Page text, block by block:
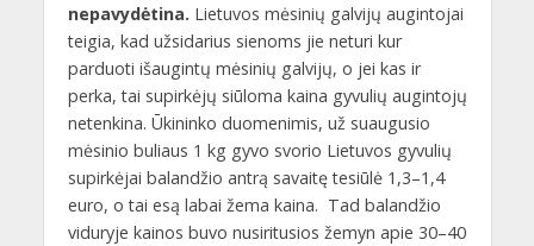
nepavydėtina. Lietuvos mėsinių galvijų augintojai
teigia, kad užsidarius sienoms jie neturi kur
parduoti išaugintų mėsinių galvijų, o jei kas ir
perka, tai supirkėjų siūloma kaina gyvulių augintojų
netenkina. Ūkininko duomenimis, už suaugusio
mėsinio buliaus 1 kg gyvo svorio Lietuvos gyvulių
supirkėjai balandžio antrą savaitę tesiūlė 1,3–1,4
euro, o tai esą labai žema kaina. Tad balandžio
viduryje kainos buvo nusiritusios žemyn apie 30–40